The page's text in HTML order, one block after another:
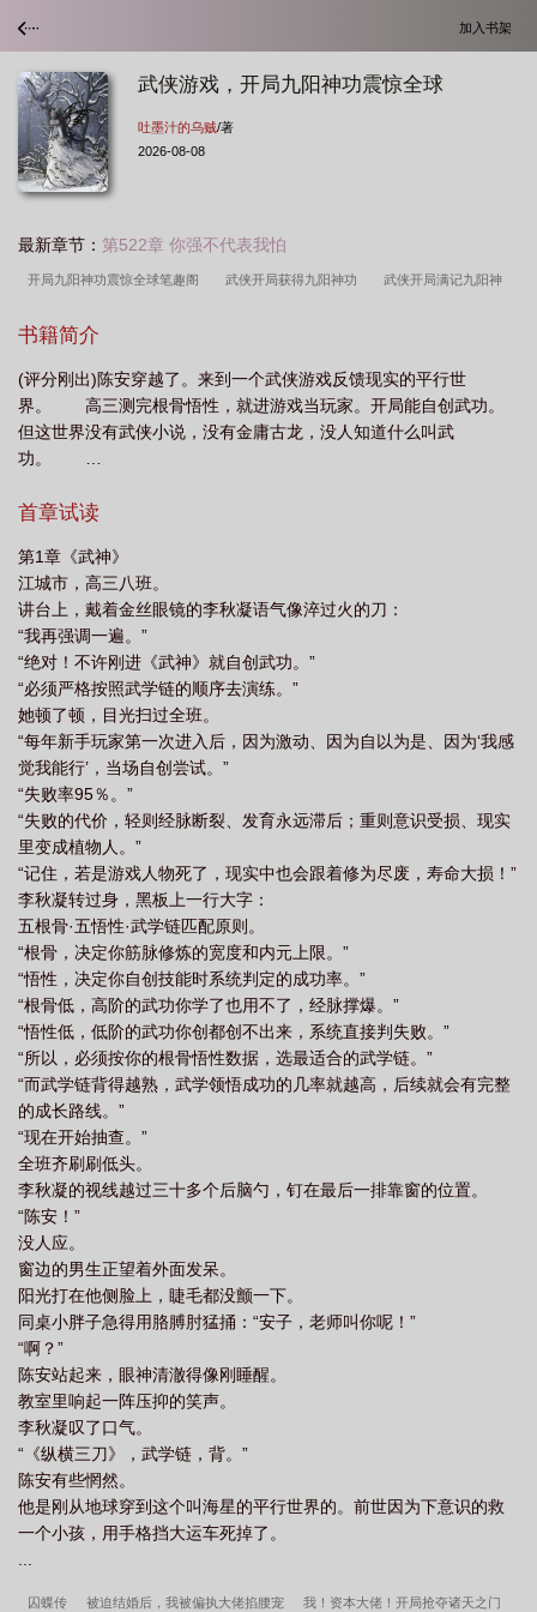
加入书架
武侠游戏，开局九阳神功震惊全球
吐墨汁的乌贼/著
2026-08-08
最新章节： 第522章 你强不代表我怕
开局九阳神功震惊全球笔趣阁 武侠开局获得九阳神功 武侠开局满记九阳神
侠开局九阳神功悟性逆天
惊全球 吐墨汁的乌贼 武侠网游开局获得九阴真经
书籍简介
(评分刚出)陈安穿越了。来到一个武侠游戏反馈现实的平行世
界。 高三测完根骨悟性，就进游戏当玩家。开局能自创武功。
但这世界没有武侠小说，没有金庸古龙，没人知道什么叫武
功。 …
首章试读
第1章《武神》
江城市，高三八班。
讲台上，戴着金丝眼镜的李秋凝语气像淬过火的刀：
“我再强调一遍。”
“绝对！不许刚进《武神》就自创武功。”
“必须严格按照武学链的顺序去演练。”
她顿了顿，目光扫过全班。
“每年新手玩家第一次进入后，因为激动、因为自以为是、因为‘我感
觉我能行’，当场自创尝试。”
“失败率95％。”
“失败的代价，轻则经脉断裂、发育永远滞后；重则意识受损、现实
里变成植物人。”
“记住，若是游戏人物死了，现实中也会跟着修为尽废，寿命大损！”
李秋凝转过身，黑板上一行大字：
五根骨·五悟性·武学链匹配原则。
“根骨，决定你筋脉修炼的宽度和内元上限。”
“悟性，决定你自创技能时系统判定的成功率。”
“根骨低，高阶的武功你学了也用不了，经脉撑爆。”
“悟性低，低阶的武功你创都创不出来，系统直接判失败。”
“所以，必须按你的根骨悟性数据，选最适合的武学链。”
“而武学链背得越熟，武学领悟成功的几率就越高，后续就会有完整
的成长路线。”
“现在开始抽查。”
全班齐刷刷低头。
李秋凝的视线越过三十多个后脑勺，钉在最后一排靠窗的位置。
“陈安！”
没人应。
窗边的男生正望着外面发呆。
阳光打在他侧脸上，睫毛都没颤一下。
同桌小胖子急得用胳膊肘猛捅：“安子，老师叫你呢！”
“啊？”
陈安站起来，眼神清澈得像刚睡醒。
教室里响起一阵压抑的笑声。
李秋凝叹了口气。
“《纵横三刀》，武学链，背。”
陈安有些惘然。
他是刚从地球穿到这个叫海星的平行世界的。前世因为下意识的救
一个小孩，用手格挡大运车死掉了。
囚蝶传 被迫结婚后，我被偏执大佬掐腰宠 我！资本大佬！开局抢夺诸天之门